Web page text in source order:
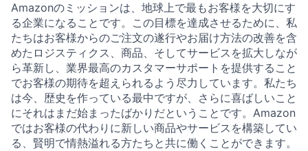
Amazonのミッションは、地球上で最もお客様を大切にす
る企業になることです。この目標を達成させるために、私
たちはお客様からのご注文の遂行やお届け方法の改善を含
めたロジスティクス、商品、そしてサービスを拡大しなが
ら革新し、業界最高のカスタマーサポートを提供すること
でお客様の期待を超えられるよう尽力しています。私たち
は今、歴史を作っている最中ですが、さらに喜ばしいこと
にそれはまだ始まったばかりだということです。Amazon
ではお客様の代わりに新しい商品やサービスを構築してい
る、賢明で情熱溢れる方たちと共に働くことができます。